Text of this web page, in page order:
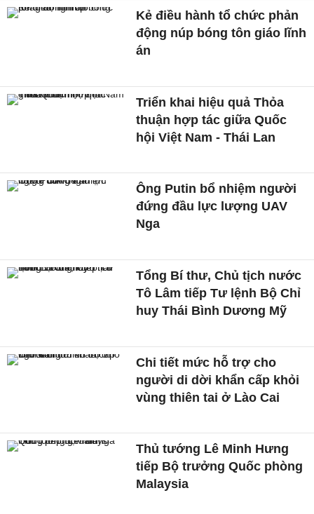
Kẻ điều hành tổ chức phản
động núp bóng tôn giáo lĩnh
án
Triển khai hiệu quả Thỏa
thuận hợp tác giữa Quốc
hội Việt Nam - Thái Lan
Ông Putin bổ nhiệm người
đứng đầu lực lượng UAV
Nga
Tổng Bí thư, Chủ tịch nước
Tô Lâm tiếp Tư lệnh Bộ Chỉ
huy Thái Bình Dương Mỹ
Chi tiết mức hỗ trợ cho
người di dời khẩn cấp khỏi
vùng thiên tai ở Lào Cai
Thủ tướng Lê Minh Hưng
tiếp Bộ trưởng Quốc phòng
Malaysia